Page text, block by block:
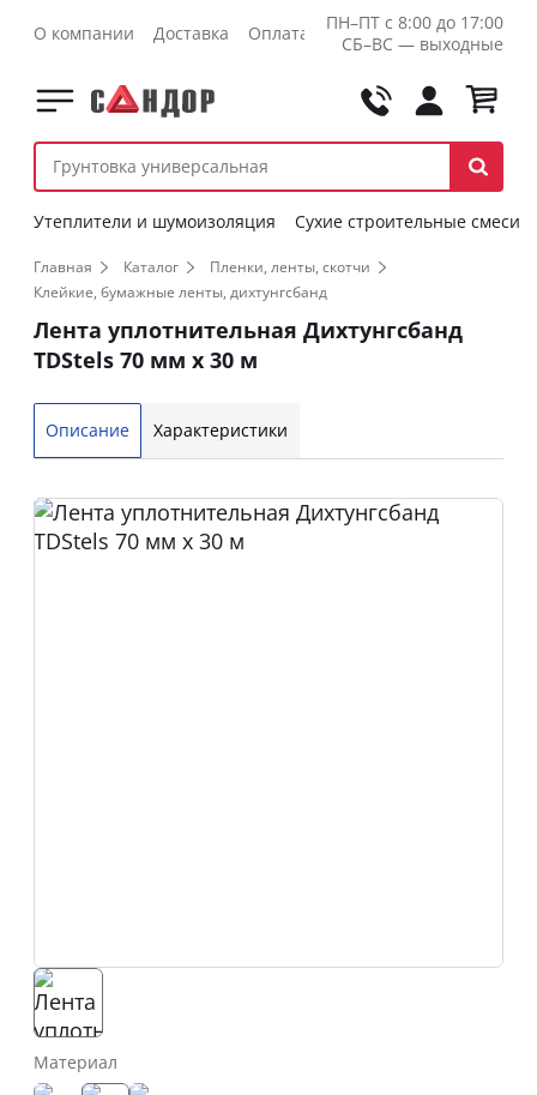
О компании Доставка Оплата Контакты Оптовикам
ПН–ПТ с 8:00 до 17:00
СБ–ВС — выходные
Утеплители и шумоизоляция Сухие строительные смеси
Главная Каталог
Пленки, ленты, скотчи
Клейкие, бумажные ленты, дихтунгсбанд
Лента уплотнительная Дихтунгсбанд
TDStels 70 мм х 30 м
Описание Характеристики
Материал